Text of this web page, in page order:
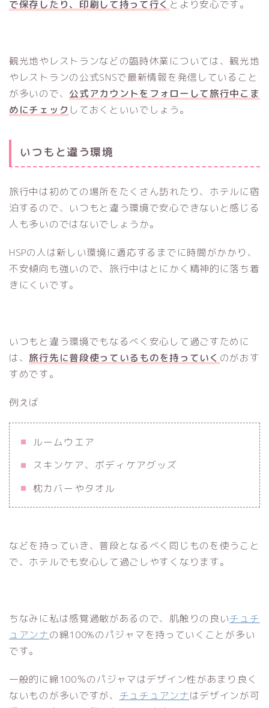
で保存したり、印刷して持って行く とより安心です。
観光地やレストランなどの臨時休業については、観光地
やレストランの公式SNSで最新情報を発信していること
が多いので、 公式アカウントをフォローして旅行中こま
めにチェック しておくといいでしょう。
いつもと違う環境
旅行中は初めての場所をたくさん訪れたり、ホテルに宿
泊するので、いつもと違う環境で安心できないと感じる
人も多いのではないでしょうか。
HSPの人は新しい環境に適応するまでに時間がかかり、
不安傾向も強いので、旅行中はとにかく精神的に落ち着
きにくいです。
いつもと違う環境でもなるべく安心して過ごすために
は、 旅行先に普段使っているものを持っていく のがおす
すめです。
例えば
ルームウエア
スキンケア、ボディケアグッズ
枕カバーやタオル
などを持っていき、普段となるべく同じものを使うこと
で、ホテルでも安心して過ごしやすくなります。
ちなみに私は感覚過敏があるので、肌触りの良いチュチ
ュアンナの綿100%のパジャマを持っていくことが多い
です。
一般的に綿100％のパジャマはデザイン性があまり良く
ないものが多いですが、 チュチュアンナはデザインが可